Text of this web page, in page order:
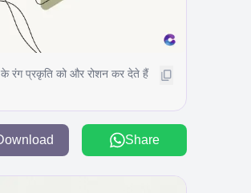
के रंग प्रकृति को और रोशन कर देते हैं
Share